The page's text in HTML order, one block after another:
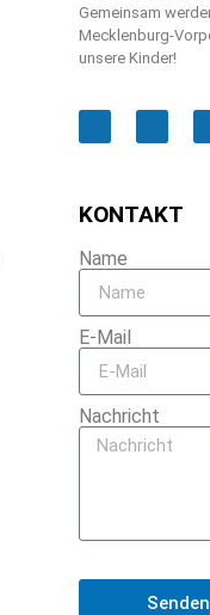
Gemeinsam
Mecklenburg-
unsere Kinder!
KONTAKT
Name
E-Mail
Nachricht
Senden